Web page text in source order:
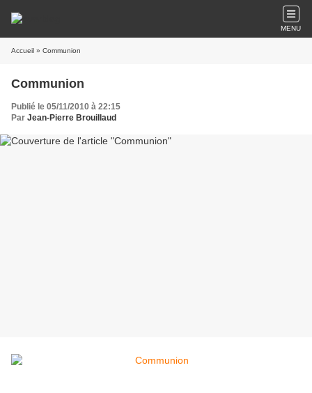
MENU
Accueil » Communion
Communion
Publié le 05/11/2010 à 22:15
Par Jean-Pierre Brouillaud